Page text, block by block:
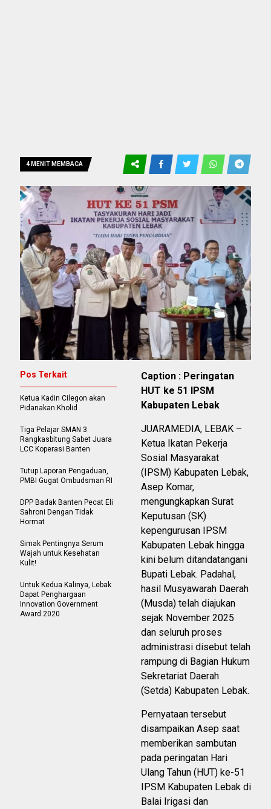
4 MENIT MEMBACA
Caption : Peringatan
HUT ke 51 IPSM
Kabupaten Lebak
JUARAMEDIA, LEBAK –
Ketua Ikatan Pekerja
Sosial Masyarakat
(IPSM) Kabupaten Lebak,
Asep Komar,
mengungkapkan Surat
Keputusan (SK)
kepengurusan IPSM
Kabupaten Lebak hingga
kini belum ditandatangani
Bupati Lebak. Padahal,
hasil Musyawarah Daerah
(Musda) telah diajukan
sejak November 2025
dan seluruh proses
administrasi disebut telah
rampung di Bagian Hukum
Sekretariat Daerah
(Setda) Kabupaten Lebak.
Pernyataan tersebut
disampaikan Asep saat
memberikan sambutan
pada peringatan Hari
Ulang Tahun (HUT) ke-51
IPSM Kabupaten Lebak di
Balai Irigasi dan
Pos Terkait
Ketua Kadin Cilegon akan
Pidanakan Kholid
Tiga Pelajar SMAN 3
Rangkasbitung Sabet Juara
LCC Koperasi Banten
Tutup Laporan Pengaduan,
PMBI Gugat Ombudsman RI
DPP Badak Banten Pecat Eli
Sahroni Dengan Tidak
Hormat
Simak Pentingnya Serum
Wajah untuk Kesehatan
Kulit!
Untuk Kedua Kalinya, Lebak
Dapat Penghargaan
Innovation Government
Award 2020